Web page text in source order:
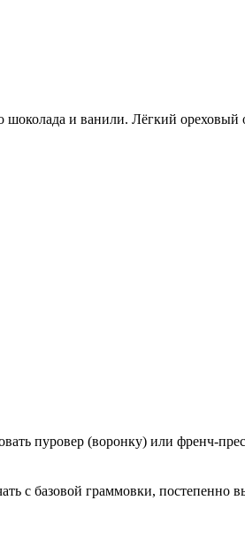
и ванили. Лёгкий ореховый
пуровер (воронку) или френч-
с базовой граммовки, постепенно